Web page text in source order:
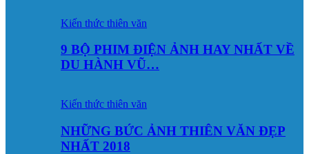
Kiến thức thiên văn
9 BỘ PHIM ĐIỆN ẢNH HAY NHẤT VỀ
DU HÀNH VŨ…
Kiến thức thiên văn
NHỮNG BỨC ẢNH THIÊN VĂN ĐẸP
NHẤT 2018